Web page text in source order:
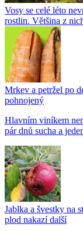
Vosy se celé léto
rostlin. Většina z
Mrkev a petržel po
pohnojený
Hlavním viníkem
pár dnů sucha a
Jablka a švestky na
plod nakazí další